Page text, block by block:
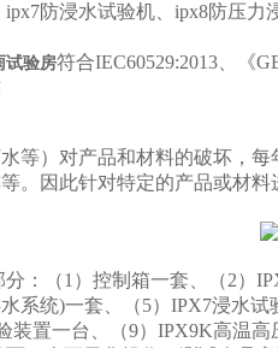
防浸水试验机、ipx8防压
试验房符合IEC60529:2013、《
等）对产品和材料的破坏，
。因此针对特定的产品或材
：（1）控制箱一套、（2）
系统)一套、（5）IPX7浸水
装置一台、（9）IPX9K高温高